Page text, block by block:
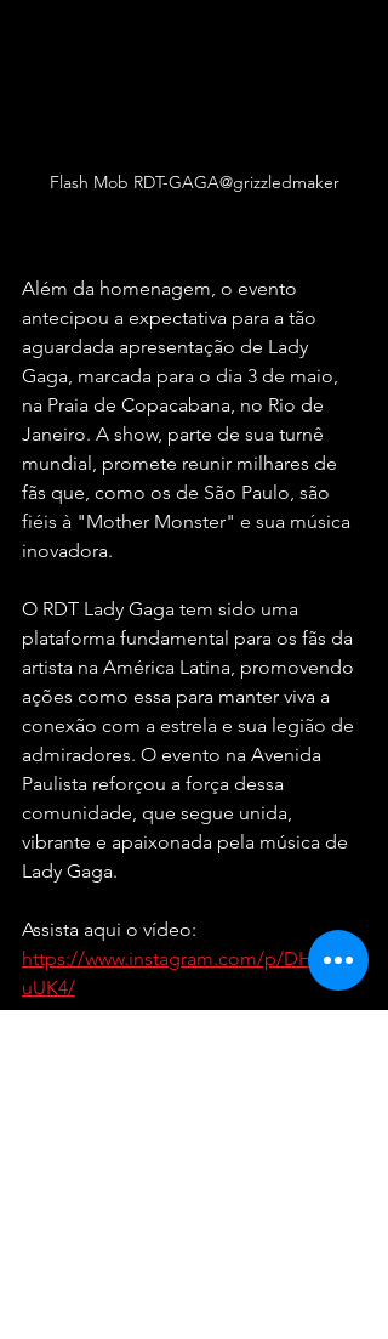
Flash Mob RDT-GAGA@grizzledmaker
Além da homenagem, o evento
antecipou a expectativa para a tão
aguardada apresentação de Lady
Gaga, marcada para o dia 3 de maio,
na Praia de Copacabana, no Rio de
Janeiro. A show, parte de sua turnê
mundial, promete reunir milhares de
fãs que, como os de São Paulo, são
fiéis à "Mother Monster" e sua música
inovadora.
O RDT Lady Gaga tem sido uma
plataforma fundamental para os fãs da
artista na América Latina, promovendo
ações como essa para manter viva a
conexão com a estrela e sua legião de
admiradores. O evento na Avenida
Paulista reforçou a força dessa
comunidade, que segue unida,
vibrante e apaixonada pela música de
Lady Gaga.
Assista aqui o vídeo:
https://www.instagram.com/p/DHlcS6d
uUK4/
Entretenimento